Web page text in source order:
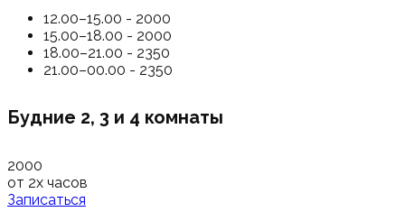
12.00–15.00 - 2000
15.00–18.00 - 2000
18.00–21.00 - 2350
21.00–00.00 - 2350
Будние 2, 3 и 4 комнаты
2000
от 2х часов
Записаться